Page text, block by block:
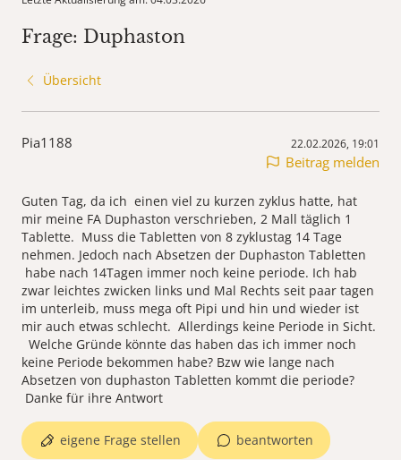
Frage: Duphaston
Übersicht
Pia1188 22.02.2026, 19:01
Beitrag melden
Guten Tag, da ich einen viel zu kurzen zyklus hatte, hat
mir meine FA Duphaston verschrieben, 2 Mall täglich 1
Tablette. Muss die Tabletten von 8 zyklustag 14 Tage
nehmen. Jedoch nach Absetzen der Duphaston Tabletten
habe nach 14Tagen immer noch keine periode. Ich hab
zwar leichtes zwicken links und Mal Rechts seit paar tagen
im unterleib, muss mega oft Pipi und hin und wieder ist
mir auch etwas schlecht. Allerdings keine Periode in Sicht.
Welche Gründe könnte das haben das ich immer noch
keine Periode bekommen habe? Bzw wie lange nach
Absetzen von duphaston Tabletten kommt die periode?
Danke für ihre Antwort
beantworten
eigene Frage stellen